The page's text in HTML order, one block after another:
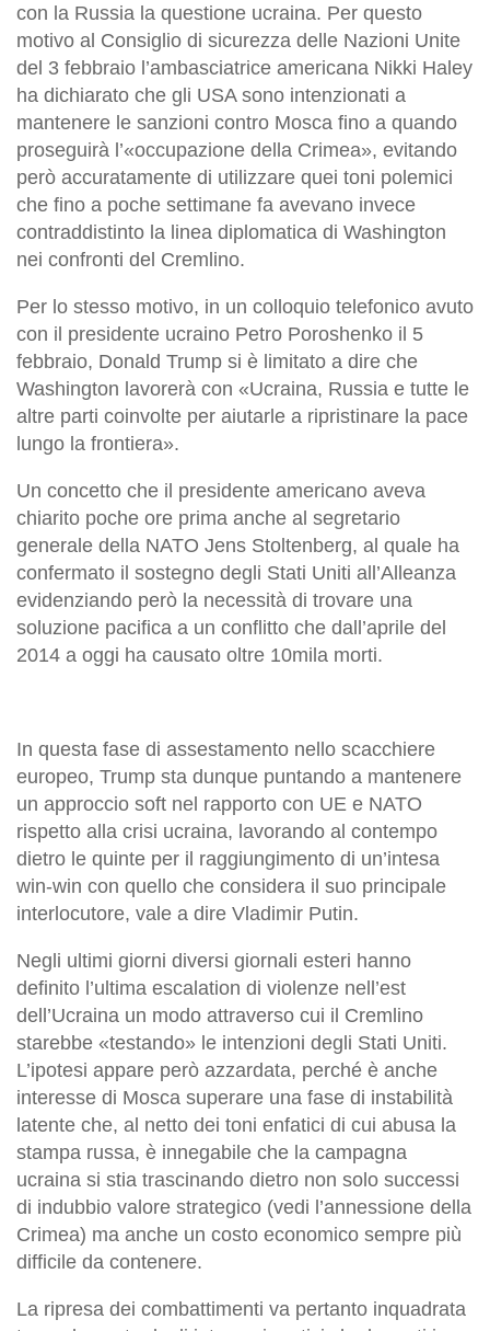
con la Russia la questione ucraina. Per questo
motivo al Consiglio di sicurezza delle Nazioni Unite
del 3 febbraio l’ambasciatrice americana Nikki Haley
ha dichiarato che gli USA sono intenzionati a
mantenere le sanzioni contro Mosca fino a quando
proseguirà l’«occupazione della Crimea», evitando
però accuratamente di utilizzare quei toni polemici
che fino a poche settimane fa avevano invece
contraddistinto la linea diplomatica di Washington
nei confronti del Cremlino.
Per lo stesso motivo, in un colloquio telefonico avuto
con il presidente ucraino Petro Poroshenko il 5
febbraio, Donald Trump si è limitato a dire che
Washington lavorerà con «Ucraina, Russia e tutte le
altre parti coinvolte per aiutarle a ripristinare la pace
lungo la frontiera».
Un concetto che il presidente americano aveva
chiarito poche ore prima anche al segretario
generale della NATO Jens Stoltenberg, al quale ha
confermato il sostegno degli Stati Uniti all’Alleanza
evidenziando però la necessità di trovare una
soluzione pacifica a un conflitto che dall’aprile del
2014 a oggi ha causato oltre 10mila morti.
In questa fase di assestamento nello scacchiere
europeo, Trump sta dunque puntando a mantenere
un approccio soft nel rapporto con UE e NATO
rispetto alla crisi ucraina, lavorando al contempo
dietro le quinte per il raggiungimento di un’intesa
win-win con quello che considera il suo principale
interlocutore, vale a dire Vladimir Putin.
Negli ultimi giorni diversi giornali esteri hanno
definito l’ultima escalation di violenze nell’est
dell’Ucraina un modo attraverso cui il Cremlino
starebbe «testando» le intenzioni degli Stati Uniti.
L’ipotesi appare però azzardata, perché è anche
interesse di Mosca superare una fase di instabilità
latente che, al netto dei toni enfatici di cui abusa la
stampa russa, è innegabile che la campagna
ucraina si stia trascinando dietro non solo successi
di indubbio valore strategico (vedi l’annessione della
Crimea) ma anche un costo economico sempre più
difficile da contenere.
La ripresa dei combattimenti va pertanto inquadrata